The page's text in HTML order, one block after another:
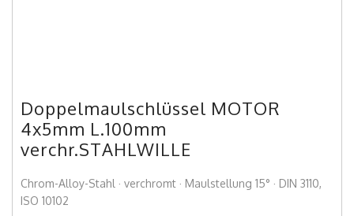
Doppelmaulschlüssel MOTOR
4x5mm L.100mm
verchr.STAHLWILLE
Chrom-Alloy-Stahl · verchromt · Maulstellung 15° · DIN 3110,
ISO 10102